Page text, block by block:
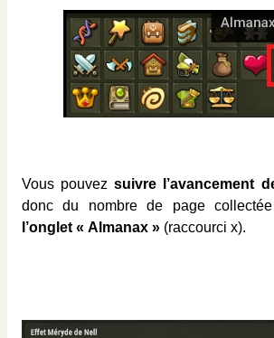
Vous pouvezsuivre l’avancement
donc du nombre de page
l’onglet « Almanax » (raccourci x).